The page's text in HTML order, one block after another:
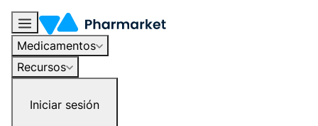
Medicamentos
Recursos
Iniciar sesión